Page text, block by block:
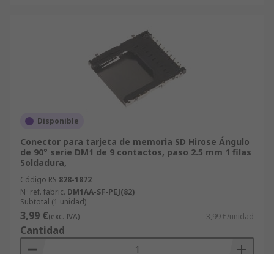
Disponible
Conector para tarjeta de memoria SD Hirose Ángulo
de 90° serie DM1 de 9 contactos, paso 2.5 mm 1 filas
Soldadura,
Código RS 828-1872
Nº ref. fabric. DM1AA-SF-PEJ(82)
Subtotal (1 unidad)
3,99 €(exc. IVA) 3,99 €/unidad
Cantidad